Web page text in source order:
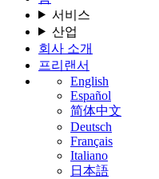
서비스
산업
회사 소개
프리랜서
English
Español
简体中文
Deutsch
Français
Italiano
日本語